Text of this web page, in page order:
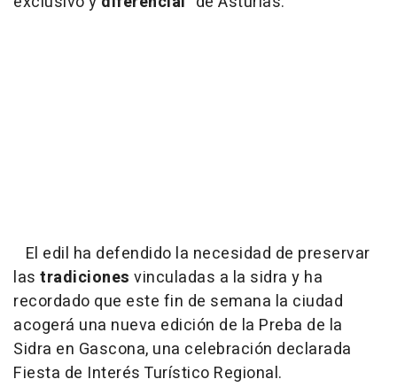
El edil ha defendido la necesidad de preservar
las tradiciones vinculadas a la sidra y ha
recordado que este fin de semana la ciudad
acogerá una nueva edición de la Preba de la
Sidra en Gascona, una celebración declarada
Fiesta de Interés Turístico Regional.